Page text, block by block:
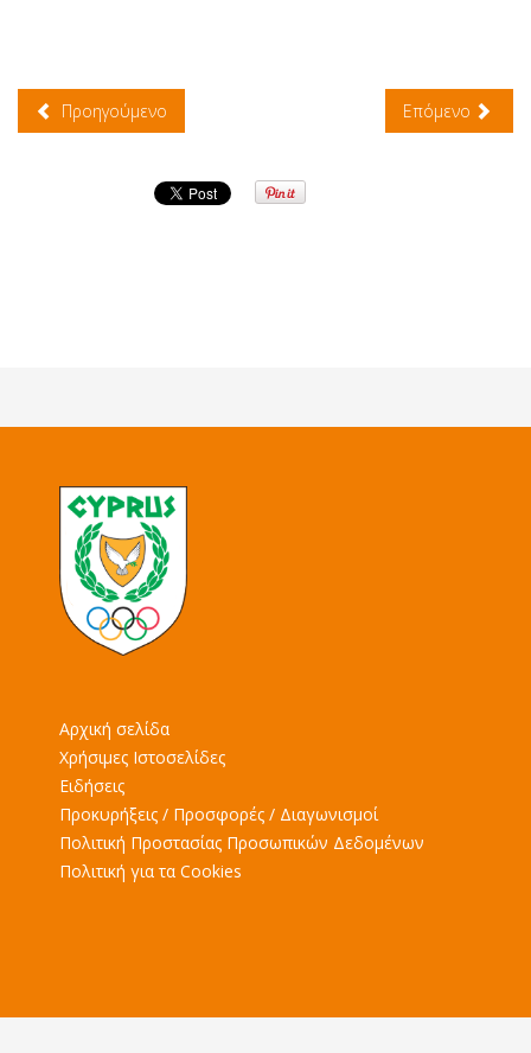
Προηγούμενο Επόμενο
Αρχική σελίδα
Χρήσιμες Ιστοσελίδες
Ειδήσεις
Προκυρήξεις / Προσφορές / Διαγωνισμοί
Πολιτική Προστασίας Προσωπικών Δεδομένων
Πολιτική για τα Cookies